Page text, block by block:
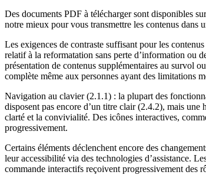
Des documents PDF à télécharger sont disponibles
notre mieux pour vous transmettre les contenus dans
Les exigences de contraste suffisant pour les
relatif à la reformatation sans perte d’information ou
présentation de contenus supplémentaires au survol
complète même aux personnes ayant des limitations
Navigation au clavier (2.1.1) : la plupart des
disposent pas encore d’un titre clair (2.4.2), mais
clarté et la convivialité. Des icônes interactives,
progressivement.
Certains éléments déclenchent encore des
leur accessibilité via des technologies d’assistance.
commande interactifs reçoivent progressivement des